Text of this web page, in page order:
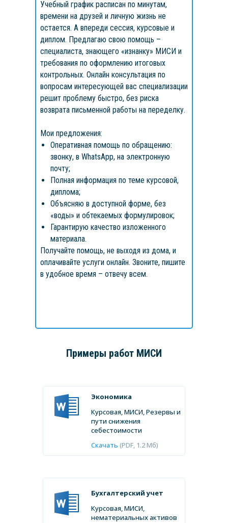
Учебный график расписан по минутам,
времени на друзей и личную жизнь не
остается. А впереди сессия, курсовые и
диплом. Предлагаю свою помощь –
специалиста, знающего «изнанку» МИСИ и
требования по оформлению итоговых
контрольных. Онлайн консультация по
вопросам интересующей вас специализации
решит проблему быстро, без риска
возврата письменной работы на переделку.
Мои предложения:
Оперативная помощь по обращению:
звонку, в WhatsApp, на электронную
почту;
Полная информация по теме курсовой,
диплома;
Объясняю в доступной форме, без
«воды» и обтекаемых формулировок;
Гарантирую качество изложенного
материала.
Получайте помощь, не выходя из дома, и
оплачивайте услуги онлайн. Звоните, пишите
в удобное время – отвечу всем.
Экономика
Скачать (PDF, 1.2 Мб)
Курсовая, МИСИ, Резервы и
пути снижения
себестоимости
Бухгалтерский учет
Курсовая, МИСИ,
нематериальных активов
Примеры работ МИСИ